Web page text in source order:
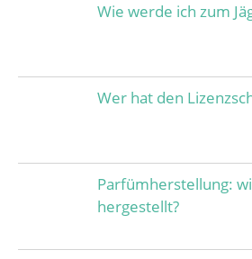
Wie werde ich zum
Wer hat den
Parfümherstellung:
hergestellt?